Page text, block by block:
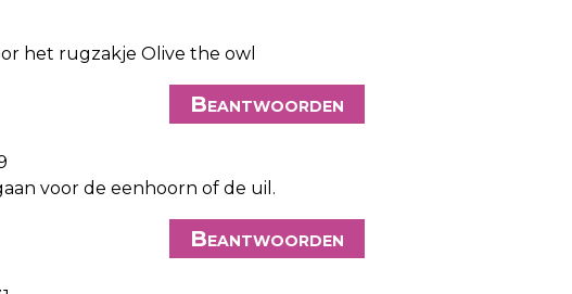
het rugzakje Olive the owl
Beantwoorden
voor de eenhoorn of de uil.
Beantwoorden